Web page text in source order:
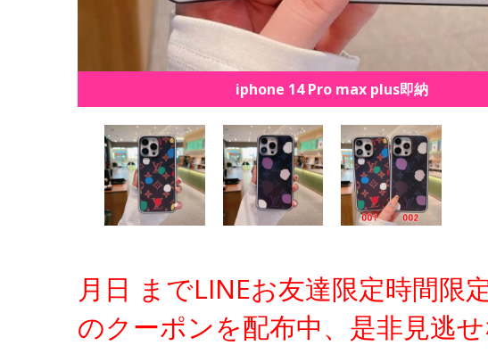
iphone 14 Pro max plus即納
月日 までLINEお友達限定時間限
のクーポンを配布中、是非見逃